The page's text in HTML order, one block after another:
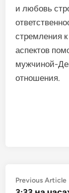
и любовь
стремления
аспектов
мужчиной-
отношения.
Post
Previous Article